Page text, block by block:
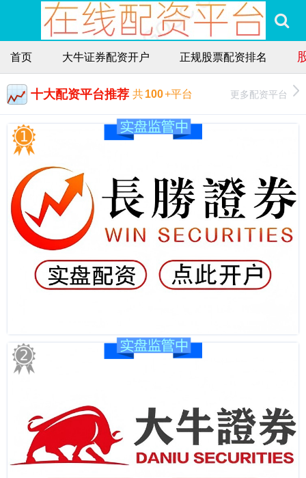
首页 大牛证券配资开户 正规股票配资排名
十大配资平台推荐 共100+平台 更多配资平台